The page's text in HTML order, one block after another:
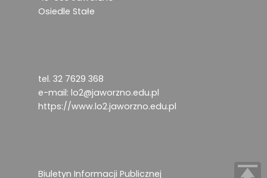
Osiedle Stałe
tel. 32 7629 368
e-mail: lo2@jaworzno.edu.pl
https://www.lo2.jaworzno.edu.pl
Biuletyn Informacji Publicznej